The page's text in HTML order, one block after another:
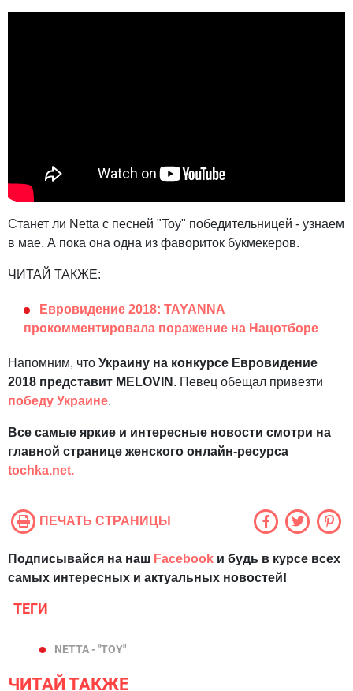
Станет ли Netta с песней "Toy" победительницей - узнаем
в мае. А пока она одна из фавориток букмекеров.
ЧИТАЙ ТАКЖЕ:
Евровидение 2018: TAYANNA
прокомментировала поражение на Нацотборе
Напомним, что Украину на конкурсе Евровидение
2018 представит MELOVIN . Певец обещал привезти
победу Украине.
Все самые яркие и интересные новости смотри на
главной странице женского онлайн-ресурса
tochka.net.
ПЕЧАТЬ СТРАНИЦЫ
Подписывайся на наш Facebook и будь в курсе всех
самых интересных и актуальных новостей!
ТЕГИ
NETTA - "TOY"
ЧИТАЙ ТАКЖЕ